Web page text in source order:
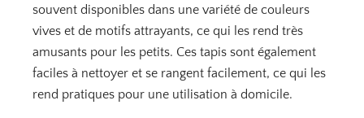
souvent disponibles dans une variété de couleurs
vives et de motifs attrayants, ce qui les rend très
amusants pour les petits. Ces tapis sont également
faciles à nettoyer et se rangent facilement, ce qui les
rend pratiques pour une utilisation à domicile.